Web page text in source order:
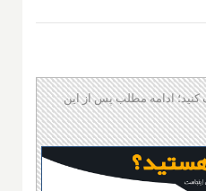
ادامه مطلب پس از این